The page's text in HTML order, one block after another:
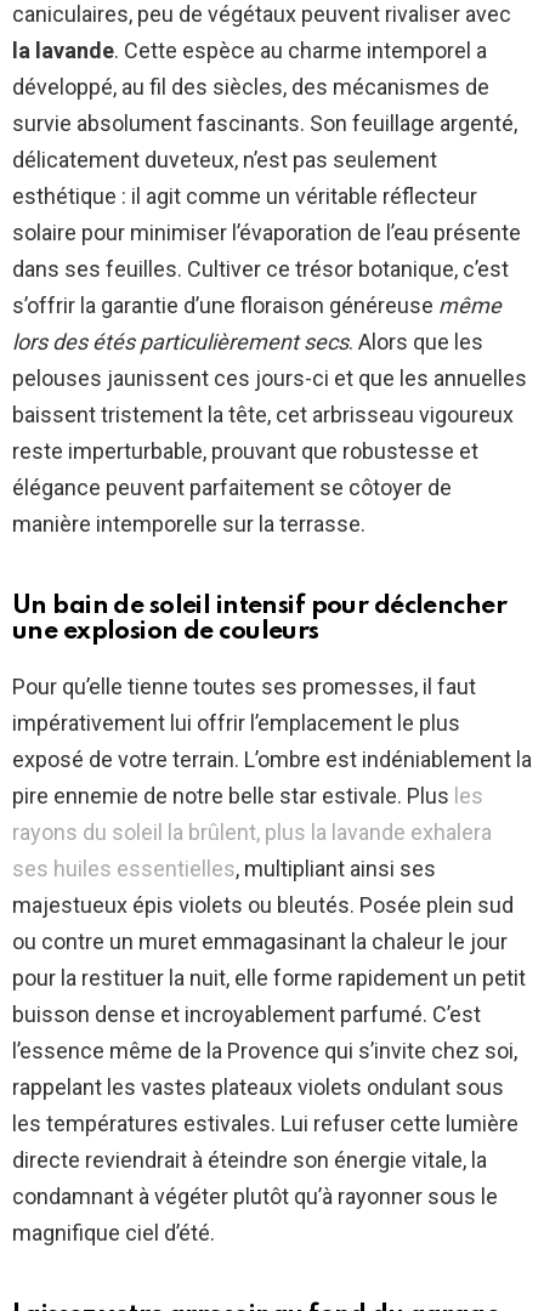
caniculaires, peu de végétaux peuvent rivaliser avec
la lavande. Cette espèce au charme intemporel a
développé, au fil des siècles, des mécanismes de
survie absolument fascinants. Son feuillage argenté,
délicatement duveteux, n’est pas seulement
esthétique : il agit comme un véritable réflecteur
solaire pour minimiser l’évaporation de l’eau présente
dans ses feuilles. Cultiver ce trésor botanique, c’est
s’offrir la garantie d’une floraison généreuse même
lors des étés particulièrement secs. Alors que les
pelouses jaunissent ces jours-ci et que les annuelles
baissent tristement la tête, cet arbrisseau vigoureux
reste imperturbable, prouvant que robustesse et
élégance peuvent parfaitement se côtoyer de
manière intemporelle sur la terrasse.
Un bain de soleil intensif pour déclencher
une explosion de couleurs
Pour qu’elle tienne toutes ses promesses, il faut
impérativement lui offrir l’emplacement le plus
exposé de votre terrain. L’ombre est indéniablement la
pire ennemie de notre belle star estivale. Plus les
rayons du soleil la brûlent, plus la lavande exhalera
ses huiles essentielles, multipliant ainsi ses
majestueux épis violets ou bleutés. Posée plein sud
ou contre un muret emmagasinant la chaleur le jour
pour la restituer la nuit, elle forme rapidement un petit
buisson dense et incroyablement parfumé. C’est
l’essence même de la Provence qui s’invite chez soi,
rappelant les vastes plateaux violets ondulant sous
les températures estivales. Lui refuser cette lumière
directe reviendrait à éteindre son énergie vitale, la
condamnant à végéter plutôt qu’à rayonner sous le
magnifique ciel d’été.